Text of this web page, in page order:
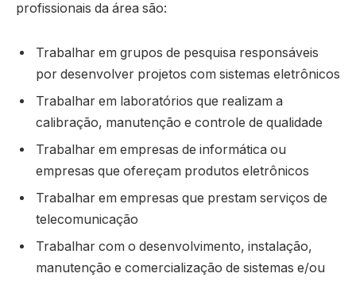
profissionais da área são:
Trabalhar em grupos de pesquisa responsáveis
por desenvolver projetos com sistemas eletrônicos
Trabalhar em laboratórios que realizam a
calibração, manutenção e controle de qualidade
Trabalhar em empresas de informática ou
empresas que ofereçam produtos eletrônicos
Trabalhar em empresas que prestam serviços de
telecomunicação
Trabalhar com o desenvolvimento, instalação,
manutenção e comercialização de sistemas e/ou